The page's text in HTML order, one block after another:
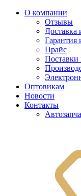
О компании
Отзывы
Доставка
Гарантия
Прайс
Поставки
Оптовикам
Новости
Контакты